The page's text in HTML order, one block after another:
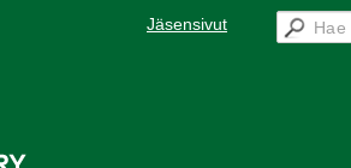
Jäsensivut